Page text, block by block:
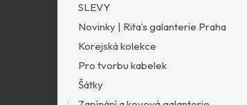
SLEVY
Novinky | Rita’s galanterie Praha
Korejská kolekce
Pro tvorbu kabelek
Šátky